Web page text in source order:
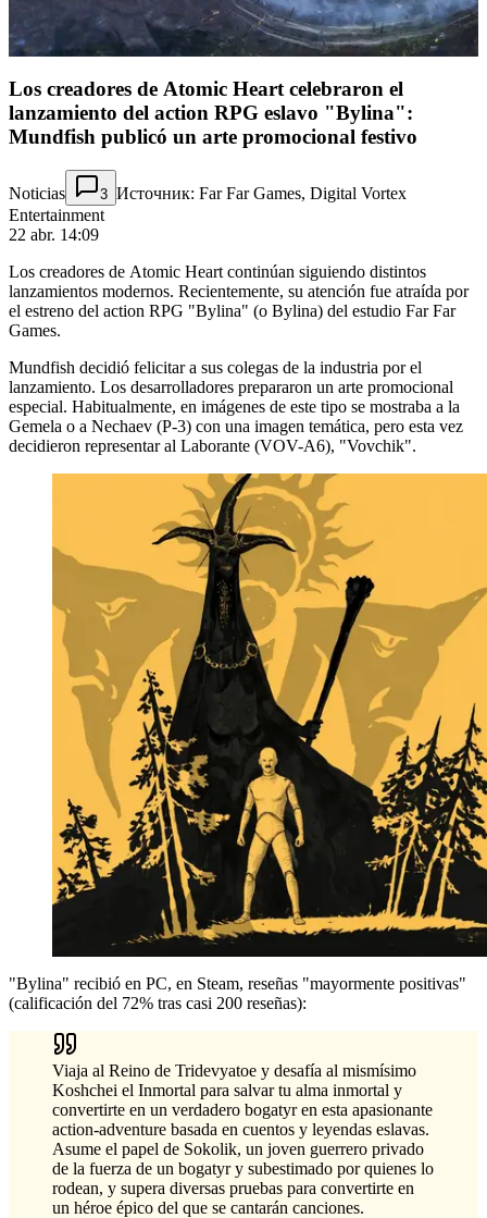
Los creadores de Atomic Heart celebraron el
lanzamiento del action RPG eslavo "Bylina":
Mundfish publicó un arte promocional festivo
Noticias 3 Источник: Far Far Games, Digital Vortex
Entertainment
22 abr. 14:09
Los creadores de Atomic Heart continúan siguiendo distintos
lanzamientos modernos. Recientemente, su atención fue atraída por
el estreno del action RPG "Bylina" (o Bylina) del estudio Far Far
Games.
Mundfish decidió felicitar a sus colegas de la industria por el
lanzamiento. Los desarrolladores prepararon un arte promocional
especial. Habitualmente, en imágenes de este tipo se mostraba a la
Gemela o a Nechaev (P-3) con una imagen temática, pero esta vez
decidieron representar al Laborante (VOV-A6), "Vovchik".
"Bylina" recibió en PC, en Steam, reseñas "mayormente positivas"
(calificación del 72% tras casi 200 reseñas):
Viaja al Reino de Tridevyatoe y desafía al mismísimo
Koshchei el Inmortal para salvar tu alma inmortal y
convertirte en un verdadero bogatyr en esta apasionante
action-adventure basada en cuentos y leyendas eslavas.
Asume el papel de Sokolik, un joven guerrero privado
de la fuerza de un bogatyr y subestimado por quienes lo
rodean, y supera diversas pruebas para convertirte en
un héroe épico del que se cantarán canciones.